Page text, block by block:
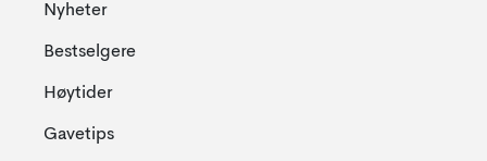
Nyheter
Bestselgere
Høytider
Gavetips